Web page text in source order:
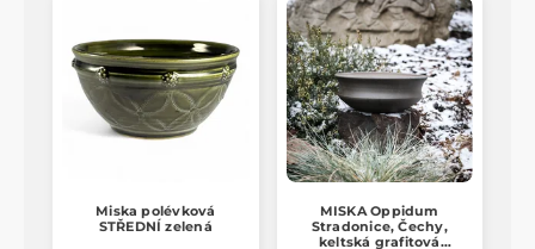
Miska polévková
STŘEDNÍ zelená
MISKA Oppidum
Stradonice, Čechy,
keltská grafitová